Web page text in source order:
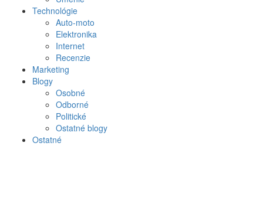
Technológie
Auto-moto
Elektronika
Internet
Recenzie
Marketing
Blogy
Osobné
Odborné
Politické
Ostatné blogy
Ostatné